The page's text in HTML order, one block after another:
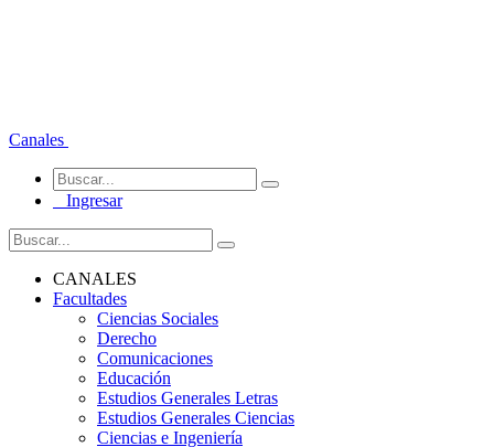
Canales
Ingresar
CANALES
Facultades
Ciencias Sociales
Derecho
Comunicaciones
Educación
Estudios Generales Letras
Estudios Generales Ciencias
Ciencias e Ingeniería